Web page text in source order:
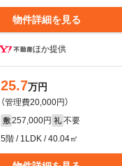
物件詳細を見る
ほか提供
25.7万円
（管理費20,000円）
敷 257,000円 礼 不要
5階 / 1LDK / 40.04㎡